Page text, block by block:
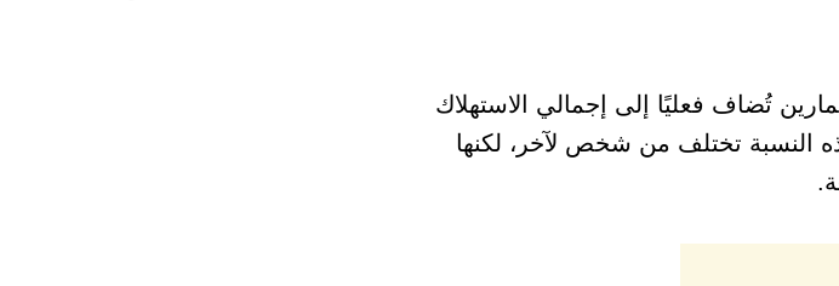
خلال التمارين تُضاف فعليًا إلى إجمالي الاستهلاك
الجسم. وهذه النسبة تختلف من شخص لآخر، لكنها